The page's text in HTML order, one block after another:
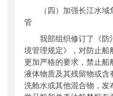
（四）加强长江水
管
我部组织修订了《
境管理规定》，对防止船
更加严格的要求，禁止
液体物质及其残留物或含
洗舱水或其他混合物，